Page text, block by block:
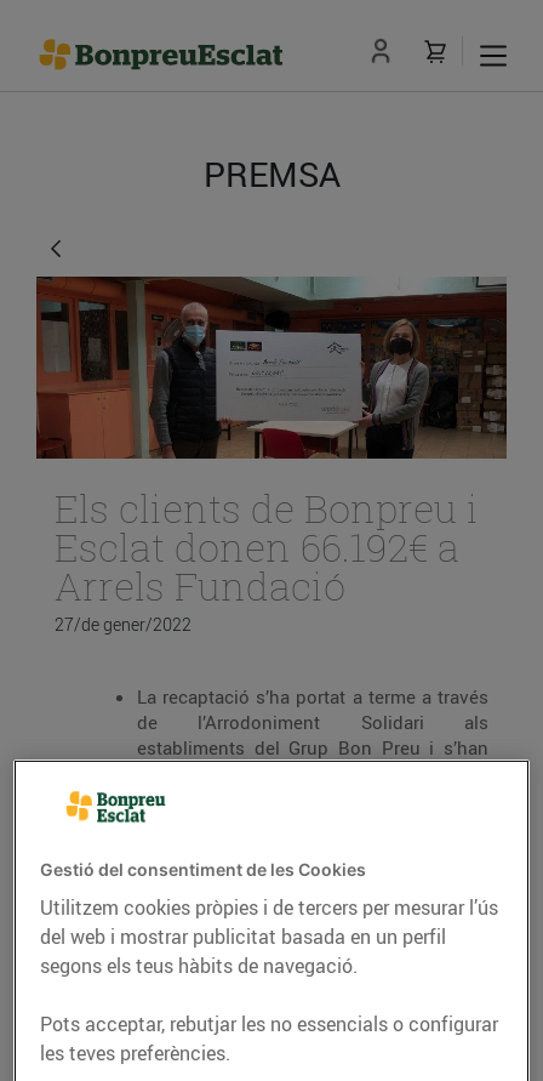
PREMSA
Els clients de Bonpreu i
Esclat donen 66.192€ a
Arrels Fundació
27/de gener/2022
La recaptació s’ha portat a terme a través
de l’Arrodoniment Solidari als
establiments del Grup Bon Preu i s’han
L’import va destinat a Arrels Fundació,
serveis d’allotjament, alimentació i
Des de febrer de 2019, s’han realitzat més
de 10 milions de donacions i s’han
aconseguit més de 2 milions d’euros a
El passat mes de desembre els clients de Bonpreu i
Gestió del consentiment de les Cookies
Utilitzem cookies pròpies i de tercers per mesurar l’ús
del web i mostrar publicitat basada en un perfil
segons els teus hàbits de navegació.
Pots acceptar, rebutjar les no essencials o configurar
les teves preferències.